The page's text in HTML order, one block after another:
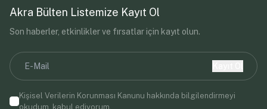
Akra Bülten Listemize Kayıt Ol
Son haberler, etkinlikler ve fırsatlar için kayıt olun.
Kişisel Verilerin Korunması Kanunu hakkında bilgilendirmeyi
okudum, kabul ediyorum.